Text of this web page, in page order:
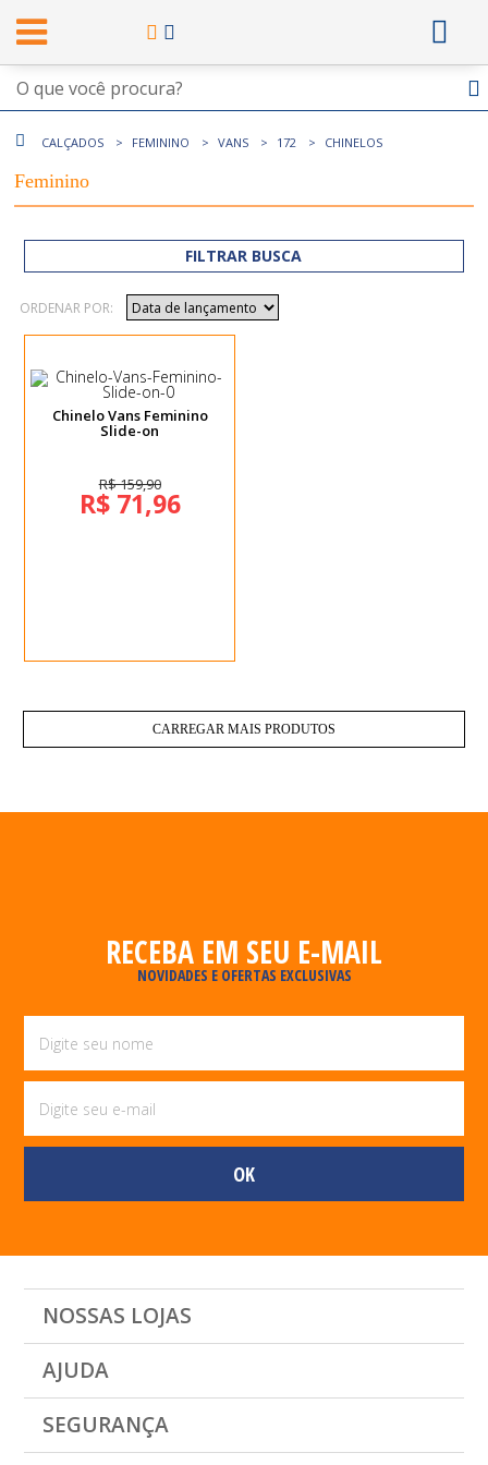
CALÇADOS FEMININO VANS 172 CHINELOS
Feminino
FILTRAR BUSCA
ORDENAR POR:
Chinelo Vans Feminino
Slide-on
R$ 159,90
R$ 71,96
CARREGAR MAIS PRODUTOS
RECEBA EM SEU E-MAIL
NOVIDADES E OFERTAS EXCLUSIVAS
NOSSAS LOJAS
AJUDA
SEGURANÇA